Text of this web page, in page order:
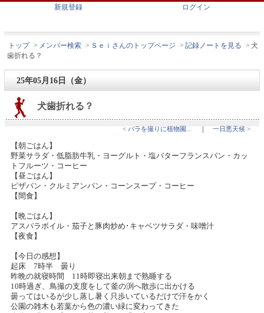
新規登録 ログイン
トップ > メンバー検索 > Ｓｅｉさんのトップページ > 記録ノートを見る > 犬
歯折れる？
25年05月16日（金）
犬歯折れる？
< バラを撮りに植物園... ｜ 一日悪天候 >
【朝ごはん】
野菜サラダ・低脂肪牛乳・ヨーグルト・塩バターフランスパン・カッ
トフルーツ・コーヒー
【昼ごはん】
ピザパン・クルミアンパン・コーンスープ・コーヒー
【間食】
【晩ごはん】
アスパラボイル・茄子と豚肉炒め･キャベツサラダ・味噌汁
【夜食】
【今日の感想】
起床 7時半 曇り
昨晩の就寝時間 11時即寝出来朝まで熟睡する
10時過ぎ、鳥撮の支度をして釜の渕へ散歩に出かける
曇ってはいるが少し蒸し暑く只歩いているだけで汗をかく
公園の雑木も若葉から色の濃い緑に変わってきた